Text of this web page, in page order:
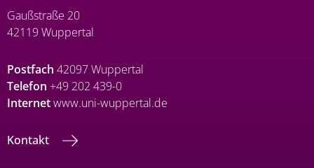
Gaußstraße 20
42119 Wuppertal
Postfach 42097 Wuppertal
Telefon +49 202 439-0
Internetwww.uni-wuppertal.de
Kontakt